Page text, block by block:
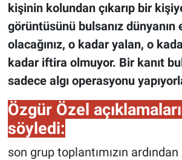
kişinin kolundan çıkarıp bir
görüntüsünü bulsanız dünyanın
olacağınız, o kadar yalan, o
kadar iftira olmuyor. Bir kanıt
sadece algı operasyonu
Özgür Özel
söyledi:
son grup toplantımızın